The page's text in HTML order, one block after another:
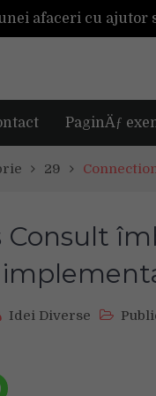
fotografie poate fi
PaginÄƒ
29
Consult
Idei Diverse